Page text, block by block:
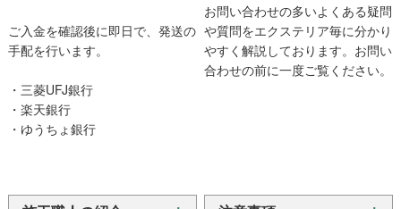
ご入金を確認後に即日で、発送の
手配を行います。
・三菱UFJ銀行
・楽天銀行
・ゆうちょ銀行
お問い合わせの多いよくある疑問
や質問をエクステリア毎に分かり
やすく解説しております。お問い
合わせの前に一度ご覧ください。